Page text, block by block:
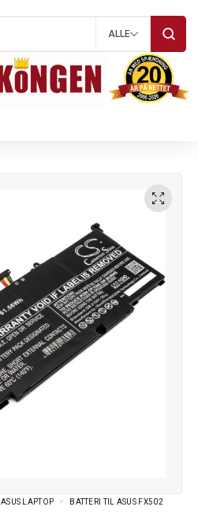
ALLE
ASUS LAPTOP
BATTERI TIL ASUS FX502